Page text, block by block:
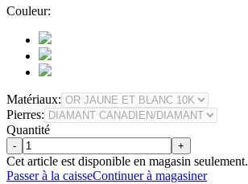
Couleur:
Matériaux:
Pierres:
Quantité
- +
Cet article est disponible en magasin seulement.
Passer à la caisseContinuer à magasiner